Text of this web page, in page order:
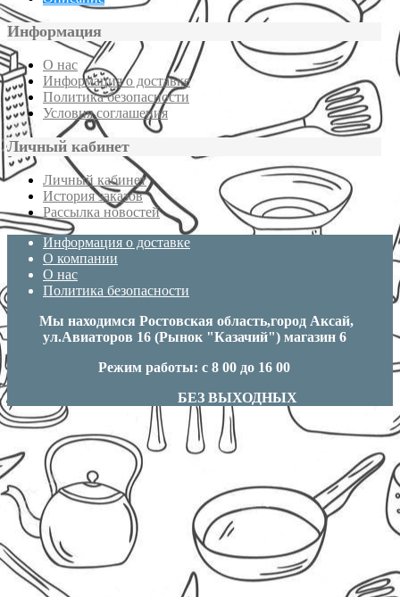
Информация
О нас
Информация о доставке
Политика безопасности
Условия соглашения
Личный кабинет
Личный кабинет
История заказов
Рассылка новостей
Информация о доставке
О компании
О нас
Политика безопасности
Мы находимся Ростовская область,город Аксай,
ул.Авиаторов 16 (Рынок "Казачий") магазин 6
Режим работы: с 8 00 до 16 00
БЕЗ ВЫХОДНЫХ